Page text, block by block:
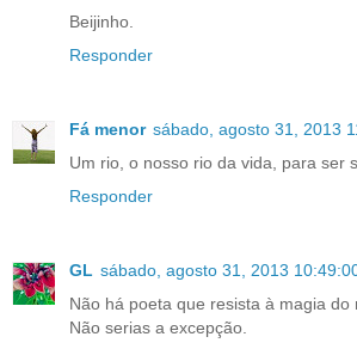
Beijinho.
Responder
Fá menor sábado, agosto 31, 2013
Um rio, o nosso rio da vida, para ser
Responder
GL sábado, agosto 31, 2013
Não há poeta que resista à magia do
Não serias a excepção.